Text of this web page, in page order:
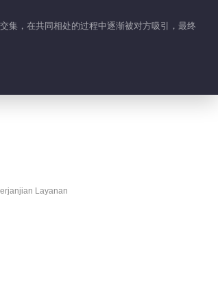
00:25
00:12
集，在共同相处的过程中逐渐被对方吸引，最终
Layanan